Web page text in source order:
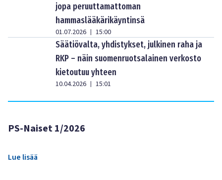
jopa peruuttamattoman
hammaslääkärikäyntinsä
01.07.2026 | 15:00
Säätiövalta, yhdistykset, julkinen raha ja
RKP – näin suomenruotsalainen verkosto
kietoutuu yhteen
10.04.2026 | 15:01
PS-Naiset 1/2026
Lue lisää